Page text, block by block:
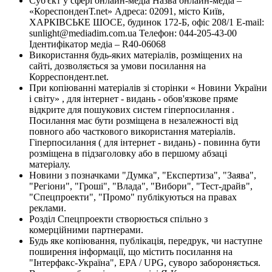
«КореспонденТ.net» Адреса: 02091, місто Київ,
ХАРКІВСЬКЕ ШОСЕ, будинок 172-Б, офіс 208/1 E-mail:
sunlight@mediadim.com.ua Телефон: 044-205-43-00
Ідентифікатор медіа – R40-06068
Використання будь-яких матеріалів, розміщених на
сайті, дозволяється за умови посилання на
Корреспондент.net.
При копіюванні матеріалів зі сторінки « Новини України
і світу» , для інтернет - видань - обов'язкове пряме
відкрите для пошукових систем гіперпосилання .
Посилання має бути розміщена в незалежності від
повного або часткового використання матеріалів.
Гіперпосилання ( для інтернет - видань) - повинна бути
розміщена в підзаголовку або в першому абзаці
матеріалу.
Новини з позначками "Думка", "Експертиза", "Заява",
"Регіони", "Гроші", "Влада", "Вибори", "Тест-драйв",
"Спецпроекти", "Промо" публікуються на правах
реклами.
Розділ Спецпроекти створюється спільно з
комерційними партнерами.
Будь яке копіювання, публікація, передрук, чи наступне
поширення інформації, що містить посилання на
"Інтерфакс-Україна", EPA / UPG, суворо забороняється.